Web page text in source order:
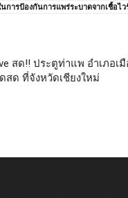
การป้องกันการแพร่ระบาดจากเชื้อไว
สด‼️ ประตูท่าแพ อำเภอเมื
สด ที่จังหวัดเชียงใหม่